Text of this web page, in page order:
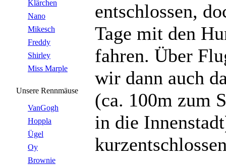
Klärchen
Nano
Mikesch
Freddy
Shirley
Miss Marple
Unsere Rennmäuse
VanGogh
Hoppla
Ügel
Oy
Brownie
entschlossen,
Tage mit den
fahren. Über
wir dann auch
(ca. 100m zum
in die